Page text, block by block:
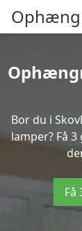
Bor du i
lamper? Få